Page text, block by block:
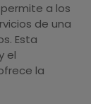
permite a los
de una
Esta
el
la